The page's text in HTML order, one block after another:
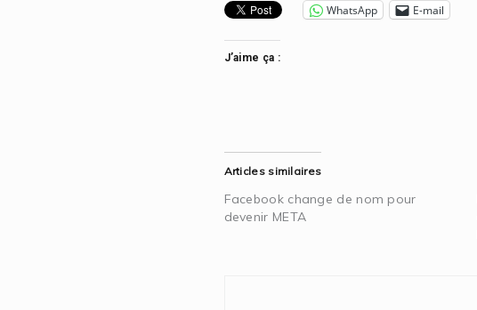
WhatsApp E-mail
J’aime ça :
Articles similaires
Facebook change de nom pour
devenir META